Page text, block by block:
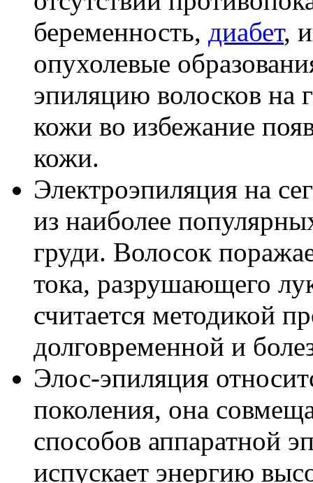
беременность, диабет,
опухолевые
эпиляцию волосков на
кожи во избежание
кожи.
Электроэпиляция на
из наиболее
груди. Волосок
тока, разрушающего
считается методикой
долговременной и
Элос-эпиляция
поколения, она
способов аппаратной
испускает энергию